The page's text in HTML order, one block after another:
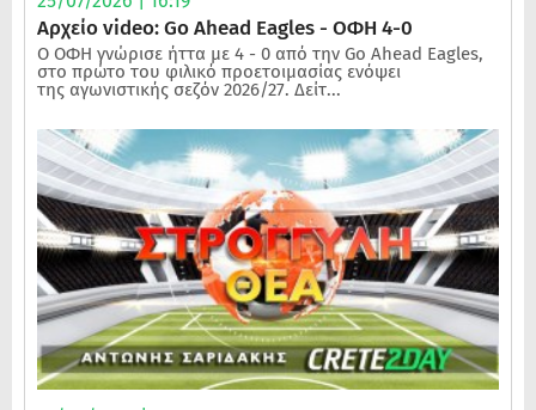
Αρχείο video: Go Ahead Eagles - ΟΦΗ 4-0
Ο ΟΦΗ γνώρισε ήττα με 4 - 0 από την Go Ahead Eagles,
στο πρώτο του φιλικό προετοιμασίας ενόψει
της αγωνιστικής σεζόν 2026/27. Δείτ...